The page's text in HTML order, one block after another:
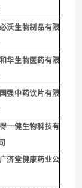
沃生物制品有限
华生物医药有限
强中药饮片有限
一健生物科技有
济堂健康药业公